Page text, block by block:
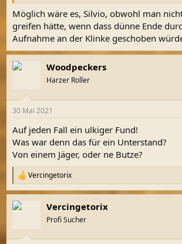
Möglich wäre es, Silvio, obwohl man
greifen hätte, wenn dass dünne Ende
Aufnahme an der Klinke geschoben
Woodpeckers
Harzer Roller
30 Mai 2021
Auf jeden Fall ein ulkiger Fund!
Was war denn das für ein Unterstand?
Von einem Jäger, oder ne Butze?
R
e
a
k
Vercingetorix
Vercingetorix
Profi Sucher